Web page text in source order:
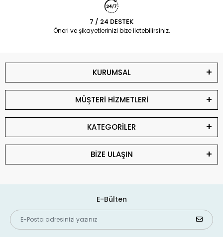
7 / 24 DESTEK
Öneri ve şikayetlerinizi bize iletebilirsiniz.
KURUMSAL
MÜŞTERİ HİZMETLERİ
KATEGORİLER
BİZE ULAŞIN
E-Bülten